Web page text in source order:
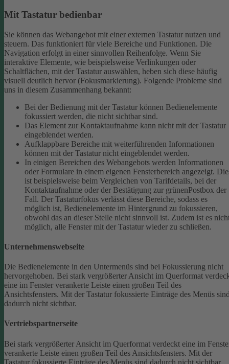
Mit Tastatur bedienbar
Sie können das Webangebot mit einer externen Tastatur nutzen und
steuern. Das funktioniert für viele Bereiche und Funktionen. Die
Navigation erfolgt in einer sinnvollen Reihenfolge. Wenn Sie
interaktive Elemente, wie beispielsweise Verlinkungen oder
Schaltflächen, mit der Tastatur auswählen, heben sich diese häufig
visuell deutlich hervor (Fokusmarkierung). Folgende Probleme sind
uns in diesem Zusammenhang bekannt:
Bei der Bedienung mit der Tastatur können Bedienelemente
fokussiert werden, die nicht sichtbar sind.
Das Element zur Kontaktaufnahme kann nicht mit der Tastatur
eingeblendet werden.
Aufklappbare Bereiche mit weiterführenden Informationen
können mit der Tastatur nicht eingeblendet werden.
In einigen Bereichen des Webangebots werden Informationen
oder Formulare in einem eigenen Fensterbereich angezeigt.
ist beispielsweise beim Vergleichen von Tarifdetails, bei der
Kontaktaufnahme oder der Bestätigung zur grünenPostbox der
Fall. Der Tastaturfokus verlässt diese Bereiche, sodass es
möglich ist, Bedienelemente im Hintergrund zu fokussieren,
obwohl das an dieser Stelle nicht sinnvoll ist. Zudem ist es
möglich, alle Fenster mit der Tastatur wieder zu schließen.
Unternehmenswebseite
Die Bedienelemente in den Untermenüs sind bei Fokussierung nicht
hervorgehoben. Bei stark vergrößerter Ansicht im Querformat
eine im Fenster verankerte Leiste einen großen Teil des
Ansichtsfensters. Mit der Tastatur fokussierte Einträge des Menüs
dadurch nicht sichtbar.
Vertriebspartnerseite
Bei stark vergrößerter Ansicht im Querformat verdeckt eine im
verankerte Leiste einen großen Teil des Ansichtsfensters. Mit der
Tastatur fokussierte Einträge des Menüs sind dadurch nicht sichtbar.